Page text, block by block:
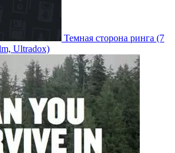
Темная сторона ринга (7
Ultradox)